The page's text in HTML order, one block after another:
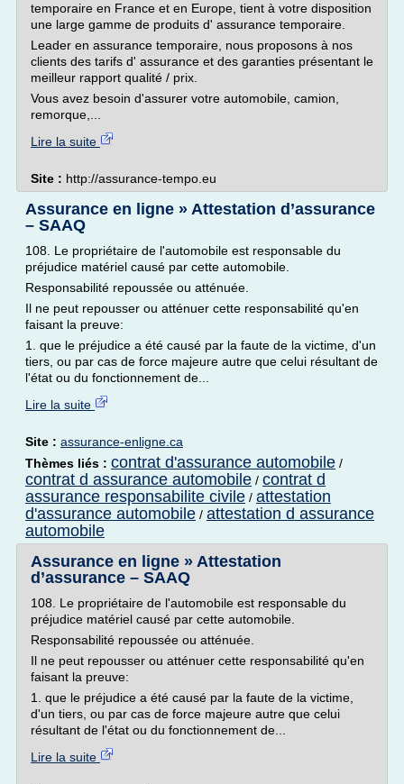
temporaire en France et en Europe, tient à votre disposition
une large gamme de produits d' assurance temporaire.
Leader en assurance temporaire, nous proposons à nos
clients des tarifs d' assurance et des garanties présentant le
meilleur rapport qualité / prix.
Vous avez besoin d'assurer votre automobile, camion,
remorque,...
Lire la suite
Site : http://assurance-tempo.eu
Assurance en ligne » Attestation d’assurance
– SAAQ
108. Le propriétaire de l'automobile est responsable du
préjudice matériel causé par cette automobile.
Responsabilité repoussée ou atténuée.
Il ne peut repousser ou atténuer cette responsabilité qu'en
faisant la preuve:
1. que le préjudice a été causé par la faute de la victime, d'un
tiers, ou par cas de force majeure autre que celui résultant de
l'état ou du fonctionnement de...
Lire la suite
Site : assurance-enligne.ca
Thèmes liés : contrat d'assurance automobile /
contrat d assurance automobile / contrat d
assurance responsabilite civile / attestation
d'assurance automobile / attestation d assurance
automobile
Assurance en ligne » Attestation
d’assurance – SAAQ
108. Le propriétaire de l'automobile est responsable du
préjudice matériel causé par cette automobile.
Responsabilité repoussée ou atténuée.
Il ne peut repousser ou atténuer cette responsabilité qu'en
faisant la preuve:
1. que le préjudice a été causé par la faute de la victime,
d'un tiers, ou par cas de force majeure autre que celui
résultant de l'état ou du fonctionnement de...
Lire la suite